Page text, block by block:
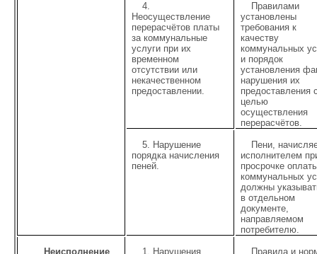
4.
Неосуществление
перерасчётов платы
за коммунальные
услуги при их
временном
отсутствии или
некачественном
предоставлении.
Правилами
установлены
требования к
качеству
коммунальных
и порядок
установления
нарушения их
предоставления
целью
осуществления
перерасчётов.
5. Нарушение
порядка начисления
пеней.
Пени,
исполнителем
просрочке
коммунальных
должны
в отдельном
документе,
направляемом
потребителю.
Неисполнение
1. Нарушения
Правила и